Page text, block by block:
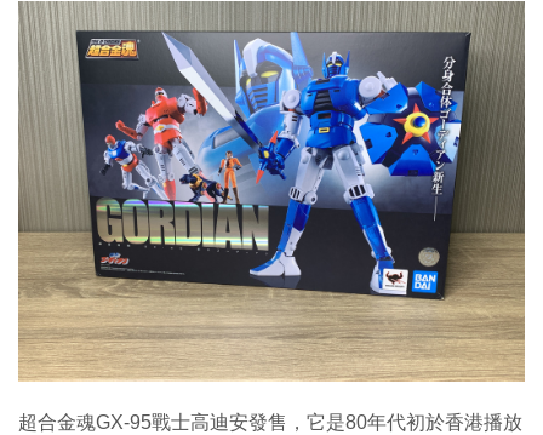
遊戲動漫
教學評測
EduTech
IT Times
生成式AI與雲端應用
Enterprise Digital Transformation
特集
超合金魂GX-95戰士高迪安發售，它是80年代初於香港播放